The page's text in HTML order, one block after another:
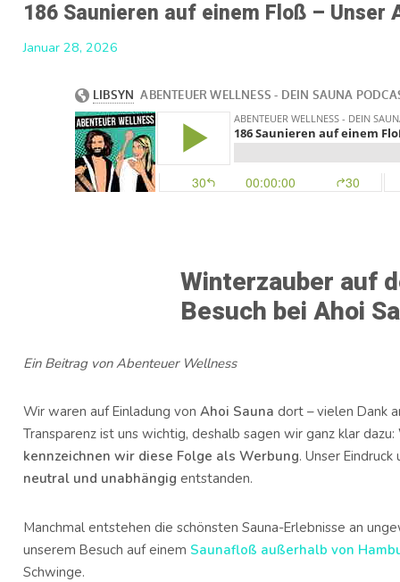
186 Saunieren auf einem Floß – Unser
Januar 28, 2026
Winterzauber auf
Besuch bei Ahoi
Ein Beitrag von Abenteuer Wellness
Wir waren auf Einladung von Ahoi Sauna dort – vielen Dank
Transparenz ist uns wichtig, deshalb sagen wir ganz klar dazu:
kennzeichnen wir diese Folge als Werbung. Unser
neutral und unabhängig entstanden.
Manchmal entstehen die schönsten Sauna-Erlebnisse an
unserem Besuch auf einem Saunafloß außerhalb von
Schwinge.